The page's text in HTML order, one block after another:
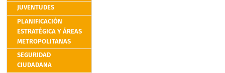
JUVENTUDES
PLANIFICACIÓN
ESTRATÉGICA Y ÁREAS
METROPOLITANAS
SEGURIDAD
CIUDADANA